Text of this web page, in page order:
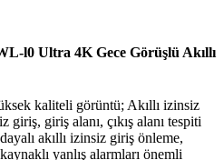
l0 ​​Ultra 4K Gece Görüşlü Akıllı
kaliteli görüntü; Akıllı izinsiz
giriş alanı, çıkış alanı tespiti
akıllı izinsiz giriş önleme,
yanlış alarmları önemli